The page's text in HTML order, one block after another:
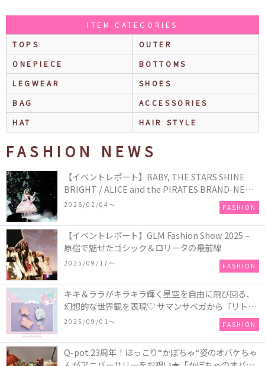
ITEM CATEGORIES
TOPS
OUTER
ONEPIECE
BOTTOMS
LEGWEAR
SHOES
BAG
ACCESSORIES
HAT
HAIR STYLE
FASHION NEWS
【イベントレポート】BABY, THE STARS SHINE
BRIGHT / ALICE and the PIRATES BRAND-NEW
COLLECTION in TOKYO
2026/02/04〜 FASHION
【イベントレポート】GLM Fashion Show 2025 –
原宿で魅せたゴシック＆ロリータの最前線
2025/09/17〜 FASHION
キキ＆ララがキラキラ輝く星空を自由に飛び回る、
幻想的な世界観を表現♡ サマンサベガから『リトル
ツインスターズ』50周年アニバーサリーイヤー』を
2025/09/01〜 FASHION
Q-pot.23周年！ほっこり“かぼちゃ“姿のオバケちゃ